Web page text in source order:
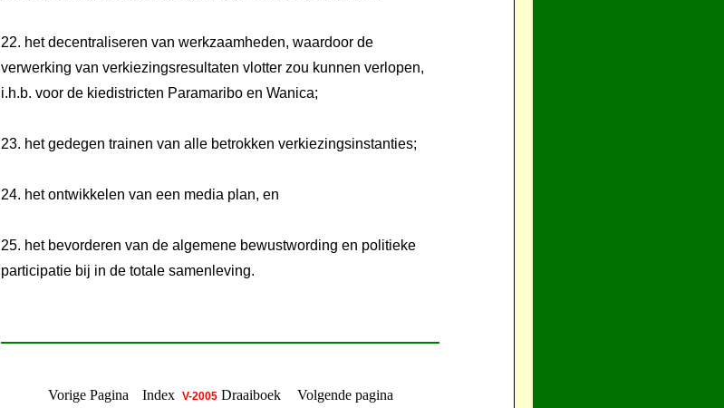
22. het decentraliseren van werkzaamheden, waardoor de
verwerking van verkiezingsresultaten vlotter zou kunnen verlopen,
i.h.b. voor de kiedistricten Paramaribo en Wanica;
23. het gedegen trainen van alle betrokken verkiezingsinstanties;
24. het ontwikkelen van een media plan, en
25. het bevorderen van de algemene bewustwording en politieke
participatie bij in de totale samenleving.
Vorige Pagina Index V-2005 Draaiboek Volgende pagina